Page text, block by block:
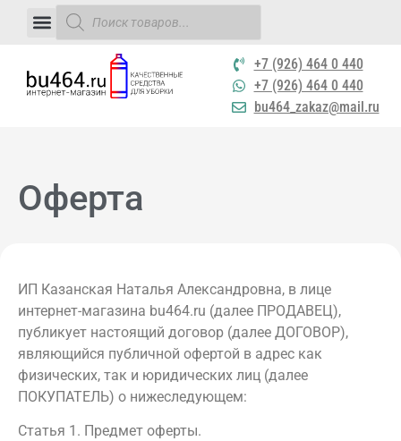
+7 (926) 464 0 440
+7 (926) 464 0 440
bu464_zakaz@mail.ru
Оферта
ИП Казанская Наталья Александровна, в лице
интернет-магазина bu464.ru (далее ПРОДАВЕЦ),
публикует настоящий договор (далее ДОГОВОР),
являющийся публичной офертой в адрес как
физических, так и юридических лиц (далее
ПОКУПАТЕЛЬ) о нижеследующем:
Статья 1. Предмет оферты.